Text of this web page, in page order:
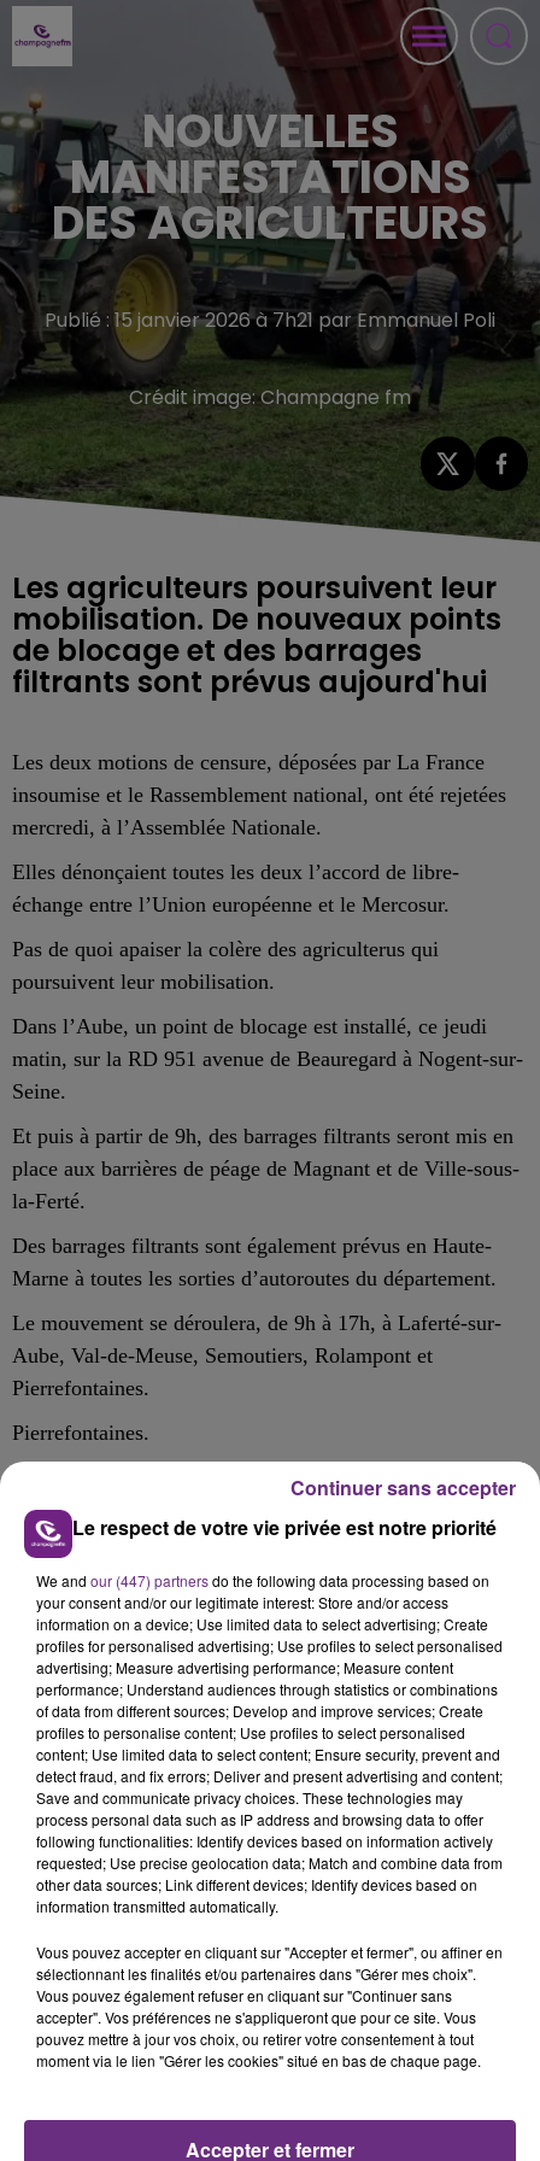
NOUVELLES
MANIFESTATIONS
DES AGRICULTEURS
Publié : 15 janvier 2026 à 7h21 par Emmanuel Poli
Crédit image:Champagne fm
Les agriculteurs poursuivent leur
mobilisation. De nouveaux points
de blocage et des barrages
filtrants sont prévus aujourd'hui
Les deux motions de censure, déposées par La France
insoumise et le Rassemblement national, ont été rejetées
mercredi, à l’Assemblée Nationale.
Elles dénonçaient toutes les deux l’accord de libre-
échange entre l’Union européenne et le Mercosur.
Pas de quoi apaiser la colère des agriculterus qui
poursuivent leur mobilisation.
Dans l’Aube, un point de blocage est installé, ce jeudi
matin, sur la RD 951 avenue de Beauregard à Nogent-sur-
Seine.
Et puis à partir de 9h, des barrages filtrants seront mis en
place aux barrières de péage de Magnant et de Ville-sous-
la-Ferté.
Des barrages filtrants sont également prévus en Haute-
Marne à toutes les sorties d’autoroutes du département.
Le mouvement se déroulera, de 9h à 17h, à Laferté-sur-
Aube, Val-de-Meuse, Semoutiers, Rolampont et
Pierrefontaines.
Pierrefontaines.
éaliser des contrôles de denrées alimentaires
sans ouvrir les camions scellés
FIL D'ACTU
7 août 2026
LA CENTRALE NUCLÉAIRE DE CHOOZ
TOUJOURS À L'ARRÊT
Cela fait déjà une semaine que la centrale
nucléaire ardennaise est à l'arrêt. Une situation
justifiée par la sécheresse intense qui est toujours
présente.
Le respect de votre vie privée est notre priorité
We and our (447) partnersdo the following data processing based on
your consent and/or our legitimate interest: Store and/or access
information on a device; Use limited data to select advertising; Create
profiles for personalised advertising; Use profiles to select personalised
advertising; Measure advertising performance; Measure content
performance; Understand audiences through statistics or combinations
of data from different sources; Develop and improve services; Create
profiles to personalise content; Use profiles to select personalised
content; Use limited data to select content; Ensure security, prevent and
detect fraud, and fix errors; Deliver and present advertising and content;
Save and communicate privacy choices. These technologies may
process personal data such as IP address and browsing data to offer
following functionalities: Identify devices based on information actively
requested; Use precise geolocation data; Match and combine data from
other data sources; Link different devices; Identify devices based on
information transmitted automatically.
Vous pouvez accepter en cliquant sur "Accepter et fermer", ou affiner en
sélectionnant les finalités et/ou partenaires dans "Gérer mes choix".
Vous pouvez également refuser en cliquant sur "Continuer sans
accepter". Vos préférences ne s'appliqueront que pour ce site. Vous
pouvez mettre à jour vos choix, ou retirer votre consentement à tout
moment via le lien "Gérer les cookies" situé en bas de chaque page.
Accepter et fermer
Continuer sans accepter